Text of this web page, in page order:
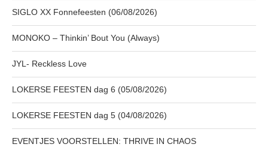
SIGLO XX Fonnefeesten (06/08/2026)
MONOKO – Thinkin’ Bout You (Always)
JYL- Reckless Love
LOKERSE FEESTEN dag 6 (05/08/2026)
LOKERSE FEESTEN dag 5 (04/08/2026)
EVENTJES VOORSTELLEN: THRIVE IN CHAOS